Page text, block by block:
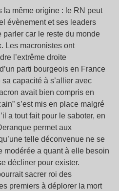
la même origine : le RN peut
évènement et ses leaders
parler car le reste du monde
Les macronistes ont
l’extrême droite
parti bourgeois en France
capacité à s’allier avec
avait bien compris en
s’est mis en place malgré
a tout fait pour le saboter, en
permet aux
telle déconvenue ne se
modérée a quant à elle besoin
décliner pour exister.
sacrer roi des
premiers à déplorer la mort